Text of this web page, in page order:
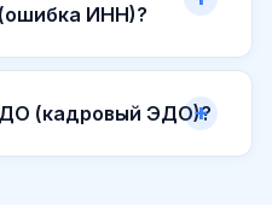
ИНН)?
(кадровый ЭДО)?